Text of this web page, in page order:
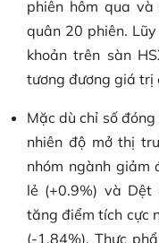
phiên hôm qua
quân 20 phiên.
khoản trên sàn
tương đương giá
Mặc dù chỉ số
nhiên độ mở thị
nhóm ngành giảm
lẻ (+0.9%) và Dệt
tăng điểm tích cực
(-1.84%), Thực